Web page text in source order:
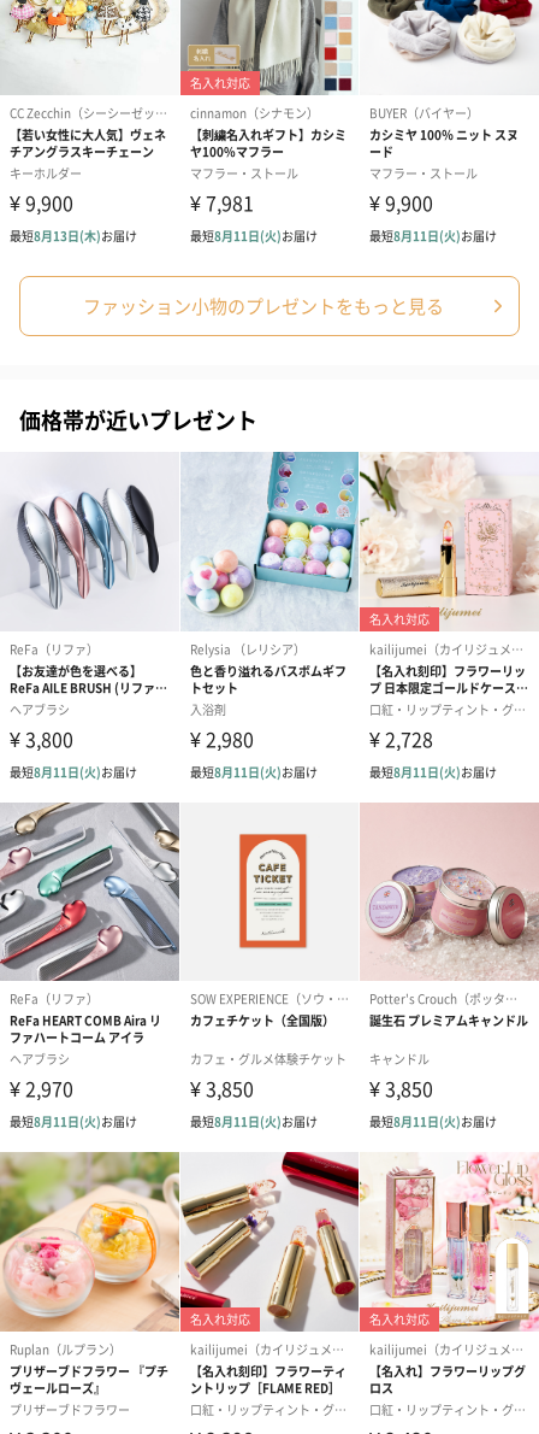
アールグレイ（HAPPY
BIRTHDAY TO YOU）
（660円）
アールグレイティー
（660円）
円）
スイーツ
スイーツを同梱してお届けいたします。ギフトへの＋αにおすすめ
ゼリーバウム カット
（レモン＆紅茶）（432
麦わらパンダバウム
（バナナ味）（540円）
3層デザート
ェ〜国産フル
り〜 3号（864
スキンケアグッズ
スキンケアグッズを同梱してお届けします。
ハンドクリーム3本セッ
ト【ありがとう】
（1,100円）
シャワージェル＆ハン
ドクリーム（ピンクグ
レープフルーツ）
（2,145円）
シャワージェ
ドクリーム（
ッシュローズ
円）
リラックスグッズ
リラックスグッズを同梱してお届けします。
ファッション小物のプレゼントをもっと見る
価格帯が近いプレゼント